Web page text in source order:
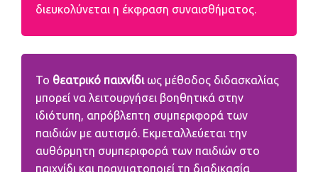
διευκολύνεται η έκφραση συναισθήματος.
Το θεατρικό παιχνίδιως μέθοδος διδασκαλίας
μπορεί να λειτουργήσει βοηθητικά στην
ιδιότυπη, απρόβλεπτη συμπεριφορά των
παιδιών με αυτισμό. Εκμεταλλεύεται την
αυθόρμητη συμπεριφορά των παιδιών στο
παιχνίδι και πραγματοποιεί τη διαδικασία